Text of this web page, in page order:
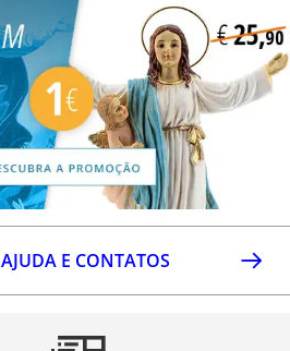
AJUDA E CONTATOS